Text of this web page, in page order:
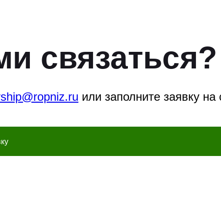
связаться?
или заполните заявку на